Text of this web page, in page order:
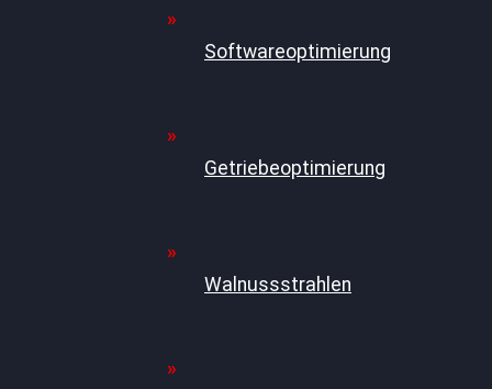
Softwareoptimierung
Getriebeoptimierung
Walnussstrahlen